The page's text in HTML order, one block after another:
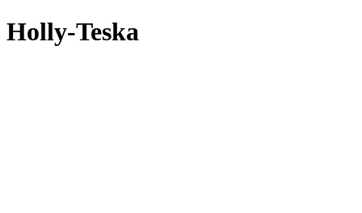
Holly-Teska